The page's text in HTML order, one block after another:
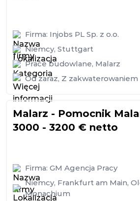
Firma: Injobs PL Sp. z o.o.
Niemcy, Stuttgart
Prace budowlane, Malarz
Od zaraz, Z zakwaterowaniem
Malarz - Pomocnik
3000 - 3200 € netto
Firma: GM Agencja Pracy
Niemcy, Frankfurt am Main,
Monachium